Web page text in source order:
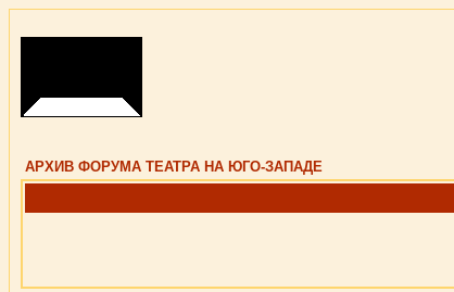
АРХИВ ФОРУМА ТЕАТРА НА ЮГО-ЗАПАДЕ